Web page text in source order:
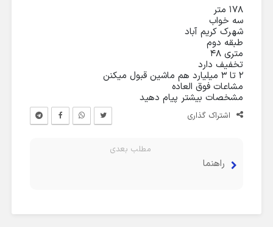
۱۷۸ متر‌
سه خواب
شهرک کریم آباد
طبقه دوم
متری ۴۸
تخفیف دارد
۲ تا ۳ میلیارد هم ماشین قبول میکنن
مشاعات فوق العاده
مشخصات بیشتر پیام دهید
اشتراک گذاری
مطلب بعدی
راهنما